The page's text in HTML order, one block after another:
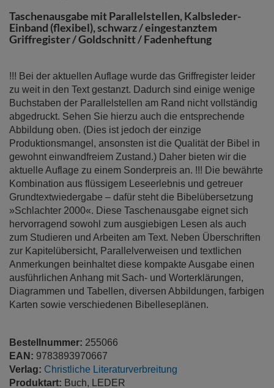
Taschenausgabe mit Parallelstellen, Kalbsleder-
Einband (flexibel), schwarz / eingestanztem
Griffregister / Goldschnitt / Fadenheftung
!!! Bei der aktuellen Auflage wurde das Griffregister leider
zu weit in den Text gestanzt. Dadurch sind einige wenige
Buchstaben der Parallelstellen am Rand nicht vollständig
abgedruckt. Sehen Sie hierzu auch die entsprechende
Abbildung oben. (Dies ist jedoch der einzige
Produktionsmangel, ansonsten ist die Qualität der Bibel in
gewohnt einwandfreiem Zustand.) Daher bieten wir die
aktuelle Auflage zu einem Sonderpreis an. !!! Die bewährte
Kombination aus flüssigem Leseerlebnis und getreuer
Grundtextwiedergabe – dafür steht die Bibelübersetzung
»Schlachter 2000«. Diese Taschenausgabe eignet sich
hervorragend sowohl zum ausgiebigen Lesen als auch
zum Studieren und Arbeiten am Text. Neben Überschriften
zur Kapitelübersicht, Parallelverweisen und textlichen
Anmerkungen beinhaltet diese kompakte Ausgabe einen
ausführlichen Anhang mit Sach- und Worterklärungen,
Diagrammen und Tabellen, diversen Abbildungen, farbigen
Karten sowie verschiedenen Bibelleseplänen.
Bestellnummer: 255066
EAN: 9783893970667
Verlag: Christliche Literaturverbreitung
Produktart: Buch, LEDER